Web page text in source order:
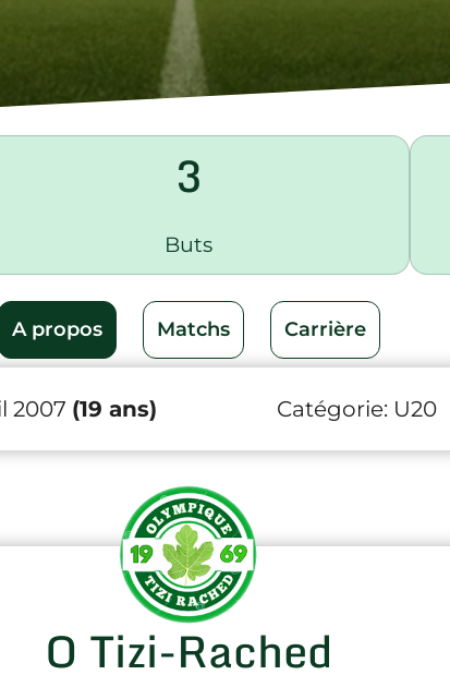
3
Buts
A propos Matchs Carrière
2007 (19 ans) Catégorie: U20
O Tizi-Rached